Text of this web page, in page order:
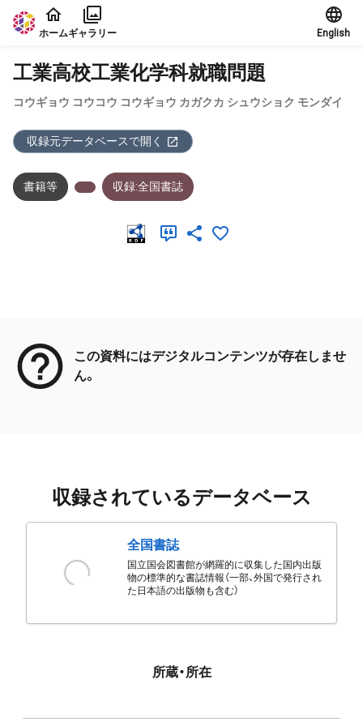
本文に飛ぶ
ホームギャラリー English
工業高校工業化学科就職問題
コウギョウ コウコウ コウギョウ カガクカ シュウショク モンダイ
収録元データベースで開く
書籍等 収録:全国書誌
この資料にはデジタルコンテンツが存在しませ
ん。
収録されているデータベース
全国書誌
国立国会図書館が網羅的に収集した国内出版
物の標準的な書誌情報（一部、外国で発行され
た日本語の出版物も含む）
所蔵・所在